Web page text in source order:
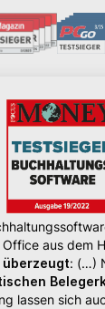
aus dem
überzeugt: (…)
lassen sich